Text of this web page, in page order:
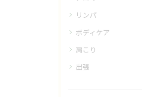
リンパ
ボディケア
肩こり
出張